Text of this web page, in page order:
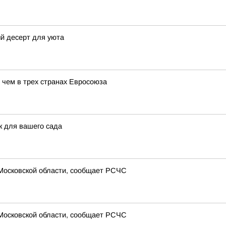
десерт для уюта
в трех странах Евросоюза
для вашего сада
области, сообщает РСЧС
области, сообщает РСЧС